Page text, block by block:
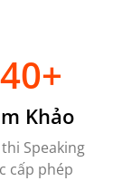
40+
Khảo
Speaking
cấp phép